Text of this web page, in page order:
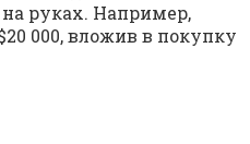
руках. Например,
000, вложив в покупку